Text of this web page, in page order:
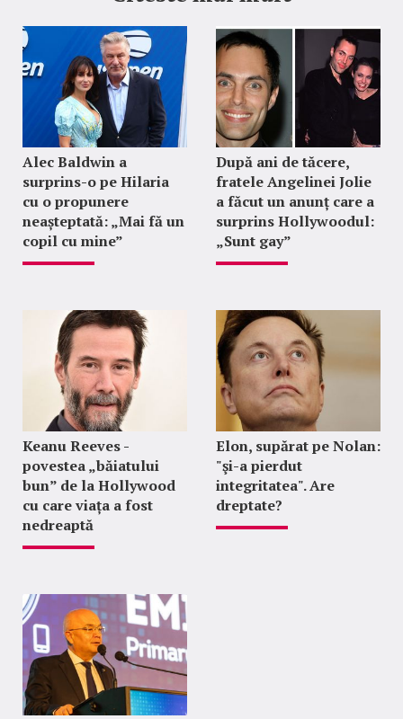
Alec Baldwin a
surprins-o pe Hilaria
cu o propunere
neașteptată: „Mai fă un
copil cu mine”
După ani de tăcere,
fratele Angelinei Jolie
a făcut un anunț care a
surprins Hollywoodul:
„Sunt gay”
Keanu Reeves -
povestea „băiatului
bun” de la Hollywood
cu care viața a fost
nedreaptă
Elon, supărat pe Nolan:
"şi-a pierdut
integritatea". Are
dreptate?